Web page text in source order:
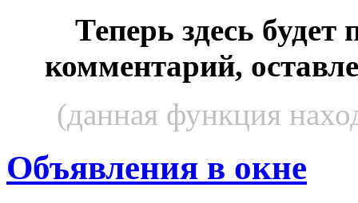
Теперь здесь будет
комментарий,
(данная функция
Объявления в окне